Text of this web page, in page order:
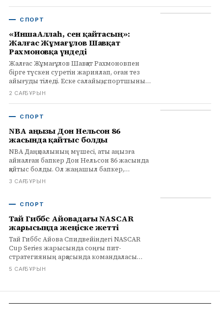
СПОРТ
«ИншаАллаһ, сен қайтасың»:
Жалғас Жұмағұлов Шавқат
Рахмоновқа үндеді
Жалғас Жұмағұлов Шавқат Рахмоновпен
бірге түскен суретін жариялап, оған тез
айығуды тіледі. Еске салайық, спортшының
әкесі 2 тамызда қайтыс болған еді.
2 САҒ БҰРЫН
СПОРТ
NBA аңызы Дон Нельсон 86
жасында қайтыс болды
NBA Даңқ залының мүшесі, аты аңызға
айналған бапкер Дон Нельсон 86 жасында
қайтыс болды. Ол жаңашыл бапкер,
ойыншы ретінде бес дүркін чемпион және
3 САҒ БҰРЫН
СПОРТ
Тай Гиббс Айовадағы NASCAR
жарысында жеңіске жетті
Тай Гиббс Айова Спидвейіндегі NASCAR
Cup Series жарысында соңғы пит-
стратегияның арқасында командаласы
Кристофер Беллді артта қалдырып,
5 САҒ БҰРЫН